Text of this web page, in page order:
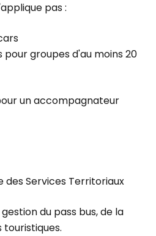
pas :
groupes d'au moins 20
un accompagnateur
des Services Territoriaux
du pass bus, de la
touristiques.